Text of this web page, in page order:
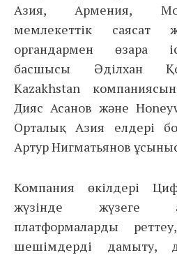
Азия, Армения,
мемлекеттік саясат
органдармен өзара
басшысы Әділхан
Kazakhstan
Дияс Асанов және
Орталық Азия елдері
Артур Нигматьянов
Компания өкілдері
жүзінде жүзеге
платформаларды
шешімдерді дамыту,